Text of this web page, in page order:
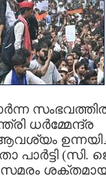
ധര്‍മ്മേന്ദ്ര
പാർട്ടി (സി.